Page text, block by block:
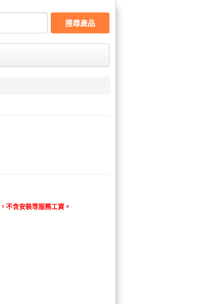
搜尋產品
不含安裝等服務工資。